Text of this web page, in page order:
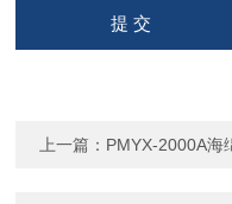
上一篇： PMYX-2000A海